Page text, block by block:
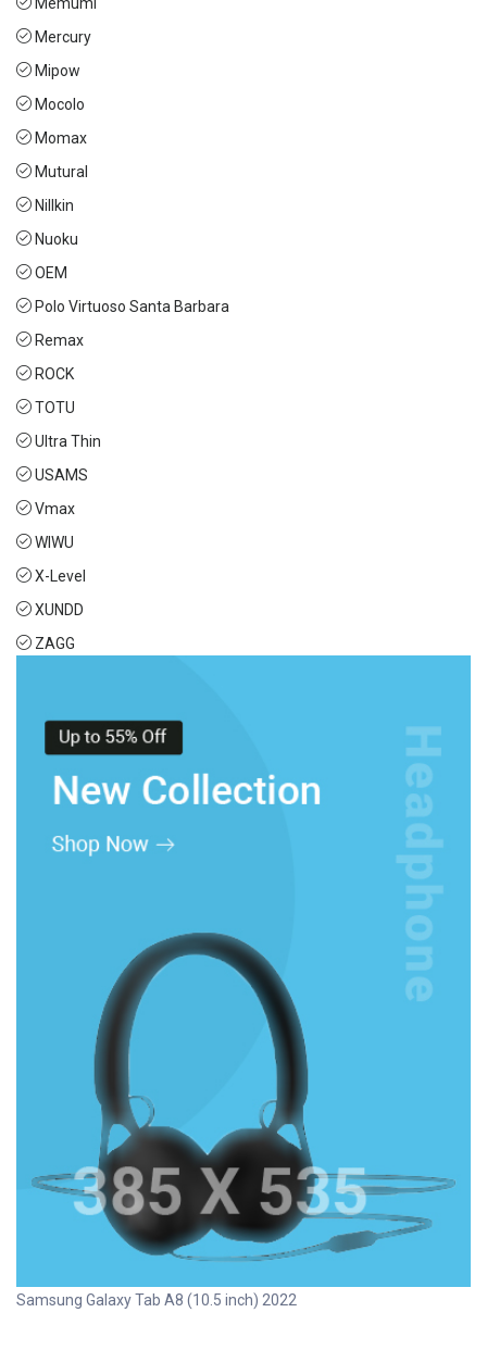
Mercury
Mipow
Mocolo
Momax
Mutural
Nillkin
Nuoku
OEM
Polo Virtuoso Santa Barbara
Remax
ROCK
TOTU
Ultra Thin
USAMS
Vmax
WIWU
X-Level
XUNDD
ZAGG
Samsung Galaxy Tab A8 (10.5 inch) 2022